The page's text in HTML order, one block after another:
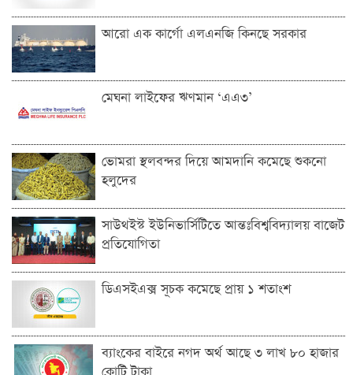
আরো এক কার্গো এলএনজি কিনছে সরকার
মেঘনা লাইফের ঋণমান ‘‌এএ৩’
ভোমরা স্থলবন্দ‌র দিয়ে আমদা‌নি ক‌মে‌ছে শুকনো
হলুদের
সাউথইস্ট ইউনিভার্সিটিতে আন্তঃবিশ্ববিদ্যালয় বাজেট
প্রতিযোগিতা
ডিএসইএক্স সূচক কমেছে প্রায় ১ শতাংশ
ব্যাংকের বাইরে নগদ অর্থ আছে ৩ লাখ ৮০ হাজার